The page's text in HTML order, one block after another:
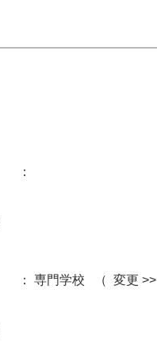
：
： 専門学校 （ 変更 >>